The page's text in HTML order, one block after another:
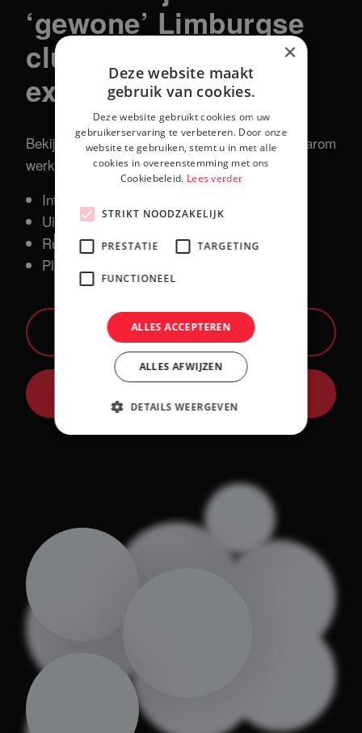
‘gewone’ Limburgse
club met ‘speciale’
expertise? Dat kan!
Bekijk onze Werkenbij website om te lezen waarom
werken bij Insign.it zo speciaal is!
Informele werksfeer
Uitstekende arbeidsvoorwaarden
Ruimte voor persoonlijke ontwikkeling
Platte organisatie met zeer korte lijnen
Bekijk onze Werkenbij website
×
Deze website maakt
gebruik van cookies.
Deze website gebruikt cookies om uw
gebruikerservaring te verbeteren. Door onze
website te gebruiken, stemt u in met alle
cookies in overeenstemming met ons
Cookiebeleid. Lees verder
STRIKT NOODZAKELIJK
PRESTATIE TARGETING
FUNCTIONEEL
ALLES ACCEPTEREN
ALLES AFWIJZEN
DETAILS WEERGEVEN